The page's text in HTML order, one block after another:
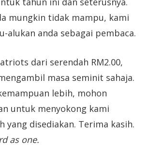
mungkin tidak mampu, kami
alukan anda sebagai pembaca.
dari serendah RM2.00,
masa seminit sahaja.
lebih, mohon
untuk menyokong kami
yang disediakan. Terima kasih.
as one.